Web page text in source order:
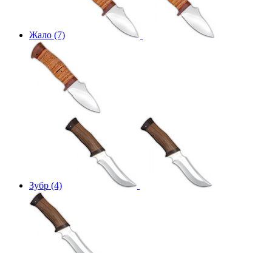
Жало (7)
Зубр (4)